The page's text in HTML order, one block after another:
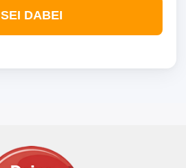
SEI DABEI